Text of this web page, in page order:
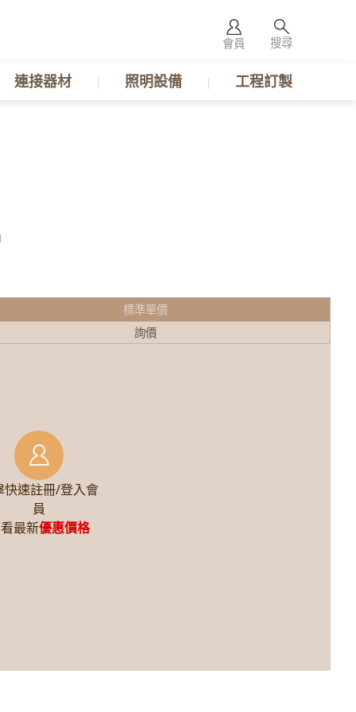
會員 搜尋
連接器材 照明設備 工程訂製
快速註冊/登入會
員
最新優惠價格
標準單價
詢價